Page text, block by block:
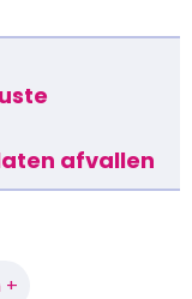
afvallen
+